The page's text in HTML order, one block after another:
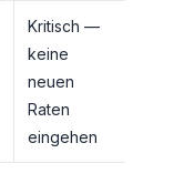
Kritisch —
keine
neuen
Raten
eingehen